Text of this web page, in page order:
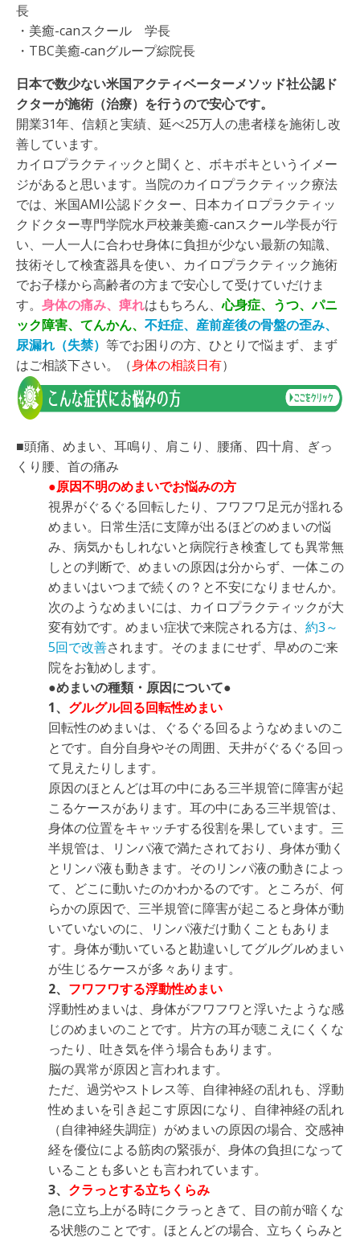
長
・美癒-canスクール 学長
・TBC美癒‐canグループ綜院長
日本で数少ない米国アクティベーターメソッド社公認ド
クターが施術（治療）を行うので安心です。
開業31年、信頼と実績、延べ25万人の患者様を施術し改
善しています。
カイロプラクティックと聞くと、ボキボキというイメー
ジがあると思います。当院のカイロプラクティック療法
では、米国AMI公認ドクター、日本カイロプラクティッ
クドクター専門学院水戸校兼美癒-canスクール学長が行
い、一人一人に合わせ身体に負担が少ない最新の知識、
技術そして検査器具を使い、カイロプラクティック施術
でお子様から高齢者の方まで安心して受けていだけま
す。 身体の痛み、痺れはもちろん、心身症、うつ、パニ
ック障害、てんかん、 不妊症、産前産後の骨盤の歪み、
尿漏れ（失禁） 等でお困りの方、ひとりで悩まず、まず
はご相談下さい。（身体の相談日有）
■頭痛、めまい、耳鳴り、肩こり、腰痛、四十肩、ぎっ
くり腰、首の痛み
●原因不明のめまいでお悩みの方
視界がぐるぐる回転したり、フワフワ足元が揺れる
めまい。日常生活に支障が出るほどのめまいの悩
み、病気かもしれないと病院行き検査しても異常無
しとの判断で、めまいの原因は分からず、一体この
めまいはいつまで続くの？と不安になりませんか。
次のようなめまいには、カイロプラクティックが大
変有効です。めまい症状で来院される方は、 約3～
5回で改善されます。そのままにせず、早めのご来
院をお勧めします。
●めまいの種類・原因について●
1、 グルグル回る回転性めまい
回転性のめまいは、ぐるぐる回るようなめまいのこ
とです。自分自身やその周囲、天井がぐるぐる回っ
て見えたりします。
原因のほとんどは耳の中にある三半規管に障害が起
こるケースがあります。耳の中にある三半規管は、
身体の位置をキャッチする役割を果しています。三
半規管は、リンパ液で満たされており、身体が動く
とリンパ液も動きます。そのリンパ液の動きによっ
て、どこに動いたのかわかるのです。ところが、何
らかの原因で、三半規管に障害が起こると身体が動
いていないのに、リンパ液だけ動くこともありま
す。身体が動いていると勘違いしてグルグルめまい
が生じるケースが多々あります。
2、 フワフワする浮動性めまい
浮動性めまいは、身体がフワフワと浮いたような感
じのめまいのことです。片方の耳が聴こえにくくな
ったり、吐き気を伴う場合もあります。
脳の異常が原因と言われます。
ただ、過労やストレス等、自律神経の乱れも、浮動
性めまいを引き起こす原因になり、自律神経の乱れ
（自律神経失調症）がめまいの原因の場合、交感神
経を優位による筋肉の緊張が、身体の負担になって
いることも多いとも言われています。
3、 クラっとする立ちくらみ
急に立ち上がる時にクラっときて、目の前が暗くな
る状態のことです。ほとんどの場合、立ちくらみと